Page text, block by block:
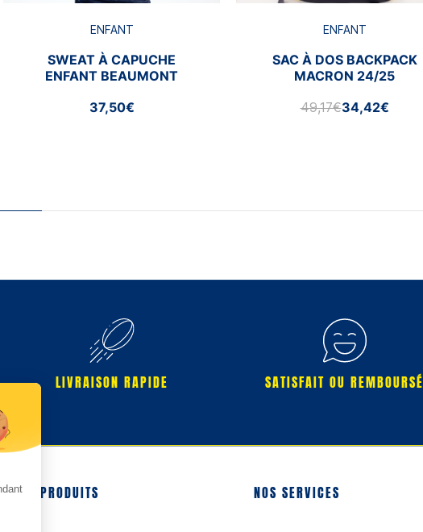
ENFANT
SWEAT À CAPUCHE
ENFANT BEAUMONT
37,50€
ENFANT
SAC À DOS BACKPACK
MACRON 24/25
49,17€34,42€
LIVRAISON RAPIDE SATISFAIT OU REMBOURSÉ
NOS PRODUITS NOS SERVICES